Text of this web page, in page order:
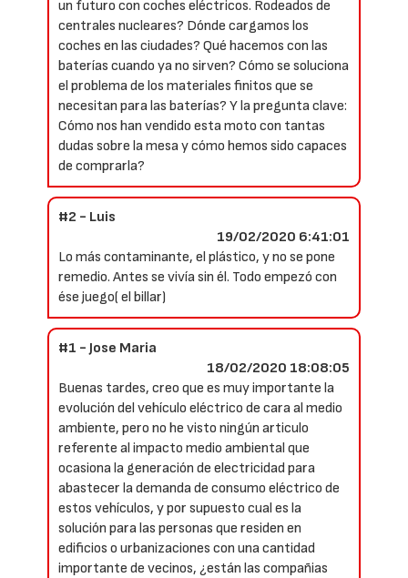
un futuro con coches eléctricos. Rodeados de
centrales nucleares? Dónde cargamos los
coches en las ciudades? Qué hacemos con las
baterías cuando ya no sirven? Cómo se soluciona
el problema de los materiales finitos que se
necesitan para las baterías? Y la pregunta clave:
Cómo nos han vendido esta moto con tantas
dudas sobre la mesa y cómo hemos sido capaces
de comprarla?
#2 - Luis
19/02/2020 6:41:01
Lo más contaminante, el plástico, y no se pone
remedio. Antes se vivía sin él. Todo empezó con
ése juego( el billar)
#1 - Jose Maria
18/02/2020 18:08:05
Buenas tardes, creo que es muy importante la
evolución del vehículo eléctrico de cara al medio
ambiente, pero no he visto ningún articulo
referente al impacto medio ambiental que
ocasiona la generación de electricidad para
abastecer la demanda de consumo eléctrico de
estos vehículos, y por supuesto cual es la
solución para las personas que residen en
edificios o urbanizaciones con una cantidad
importante de vecinos, ¿están las compañias